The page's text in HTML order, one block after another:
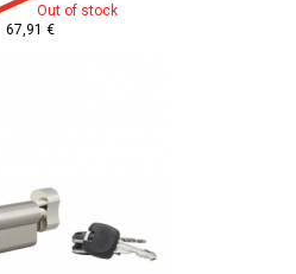
Out of stock
67,91 €